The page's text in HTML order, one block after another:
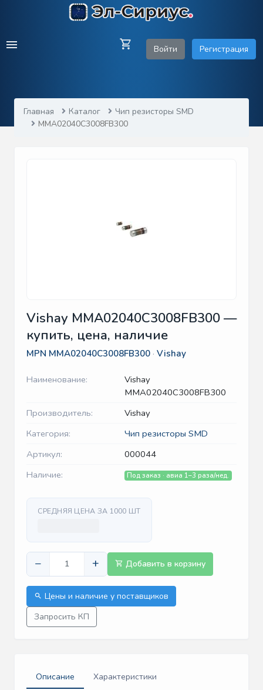
Войти Регистрация
Главная Каталог
Чип резисторы SMD
MMA02040C3008FB300
Vishay MMA02040C3008FB300 —
купить, цена, наличие
MPN MMA02040C3008FB300 · Vishay
Наименование:
Vishay
MMA02040C3008FB300
Производитель:
Vishay
Категория:
Чип резисторы SMD
Артикул:
000044
Наличие:
Под заказ · авиа 1–3 раза/нед.
СРЕДНЯЯ ЦЕНА ЗА 1000 ШТ
− + Добавить в корзину
Цены и наличие у поставщиков
Запросить КП
Описание
Характеристики